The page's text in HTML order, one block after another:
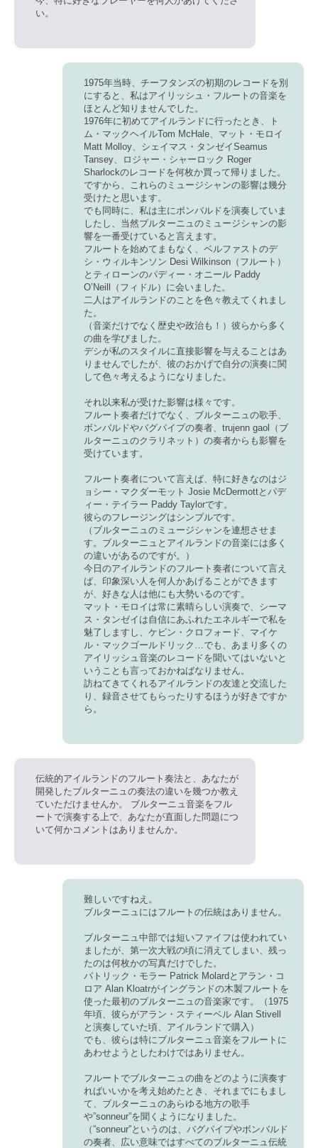
い。
1975年当時、チーフタンズの初期のレコードを別
にすると、私はアイリッシュ・フルートの音楽を
ほとんど知りませんでした。
1976年に初めてアイルランドに行ったとき、ト
ム・マックヘイルTom McHale、マット・モロイ
Matt Molloy、シェイマス・タンゼイSeamus
Tansey、ロジャー・シャーロック Roger
Sharlockのレコードを何枚か買って帰りました。
ですから、これらのミュージシャンの影響は幾分
受けたと思います。
でも同時に、私は主にボンバルドを演奏していま
したし、当然ブルターニュのミュージシャンの影
響を一番受けていると言えます。
フルートを始めてまもなく、ベルファストのデ
シ・ウィルキンソン Desi Wilkinson（フルート）
とティローンのパディー・オニール Paddy
O’Neill（フィドル）に会いました。
二人はアイルランドのことを色々教えてくれまし
た。
（音楽だけでなく歴史や政治も！）彼らから多く
の曲を学びました。
デシが私のスタイルに直接影響を与えることはあ
りませんでしたが、彼のおかげで自分の演奏に関
して色々考えるようになりました。
それ以来私が受けた影響は様々です。
フルート奏者だけでなく、ブルターニュの歌手、
ボンバルドやバグパイプの奏者、trujenn gaol（ブ
ルターニュのクラリネット）の奏者からも影響を
受けています。
フルート奏者について言えば、特に好きなのはジ
ョシー・マクダーモット Josie McDermottとパデ
ィー・テイラー Paddy Taylorです。
彼らのフレージングはシンプルです。
（ブルターニュのミュージシャンを連想させま
す。ブルターニュとアイルランドの音楽には多く
の違いがあるのですが。）
今日のアイルランドのフルート奏者について言え
ば、印象深い人を何人かあげることができます
が、好きな人は他にも大勢いるのです。
マット・モロイは常に素晴らしい演奏で、シーマ
ス・タンゼイは自信にあふれたエネルギーで私を
魅了しますし、ケビン・クロフォード、マイケ
ル・マックゴールドリック…でも、あまり多くの
アイリッシュ音楽のレコードを聞いてはいないと
いうことも言っておかねばなりません。
訪ねてきてくれるアイルランドの友達と交流した
り、録音させてもらったりするほうが好きですか
ら。
伝統的アイルランドのフルート奏法と、あなたが
開発したブルターニュの奏法の違いを幾つか教え
ていただけませんか。 ブルターニュ音楽をフル
ートで演奏する上で、あなたが直面した問題につ
いて何かコメントはありませんか。
難しいですねえ。
ブルターニュにはフルートの伝統はありません。
ブルターニュ中部では短いファイフは使われてい
ましたが、第一次大戦の頃に消えてしまい、残っ
たのは何枚かの写真だけでした。
パトリック・モラー Patrick Molardとアラン・コ
ロア Alan Kloatrがイングランドの木製フルートを
使った最初のブルターニュの音楽家です。（1975
年頃、彼らがアラン・スティーベル Alan Stivell
と演奏していた頃、アイルランドで購入）
でも、彼らは特にブルターニュ音楽をフルートに
あわせようとしたわけではありません。
フルートでブルターニュの曲をどのように演奏す
ればいいかを考え始めたとき、それまでにもまし
て、ブルターニュのあらゆる地方の歌手
や”sonneur”を聞くようになりました。
（”sonneur”というのは、バグパイプやボンバルド
の奏者、広い意味ではすべてのブルターニュ伝統